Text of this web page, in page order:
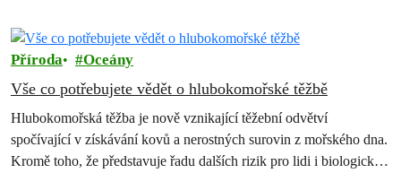
Příroda Oceány
Vše co potřebujete vědět o hlubokomořské těžbě
Hlubokomořská těžba je nově vznikající těžební odvětví
spočívající v získávání kovů a nerostných surovin z mořského dna.
Kromě toho, že představuje řadu dalších rizik pro lidi i biologickou